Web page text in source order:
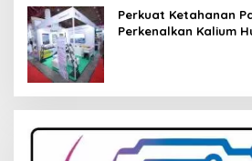
Perkuat Ketahanan
Perkenalkan Kalium